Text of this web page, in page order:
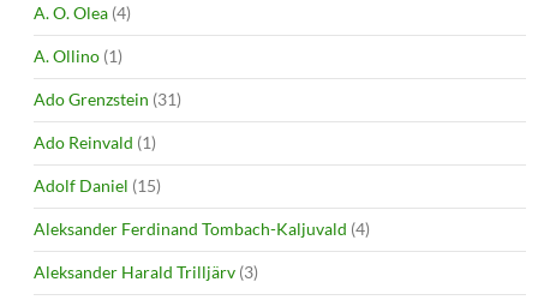
A. O. Olea (4)
A. Ollino (1)
Ado Grenzstein (31)
Ado Reinvald (1)
Adolf Daniel (15)
Aleksander Ferdinand Tombach-Kaljuvald (4)
Aleksander Harald Trilljärv (3)